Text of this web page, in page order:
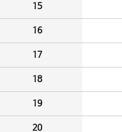
15
16
17
18
19
20